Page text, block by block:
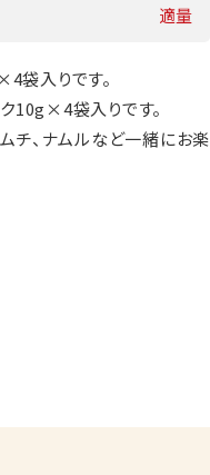
適量
袋入りです。
10g×4袋入りです。
チ、ナムルなど一緒にお楽